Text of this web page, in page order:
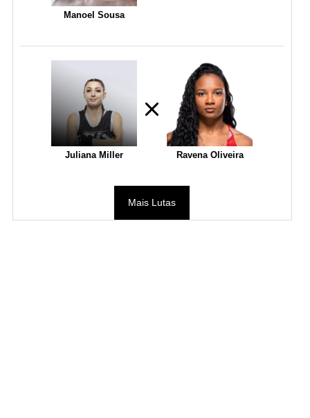
Manoel Sousa
Juliana Miller Ravena Oliveira
Mais Lutas